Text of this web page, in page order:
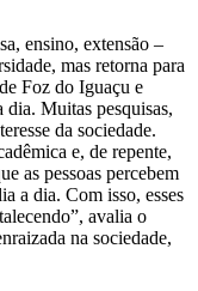
ensino, extensão –
mas retorna para
Foz do Iguaçu e
Muitas pesquisas,
da sociedade.
e, de repente,
as pessoas percebem
a dia. Com isso, esses
avalia o
na sociedade,